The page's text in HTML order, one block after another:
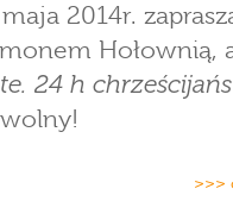
2014r.
Hołownią,
24 h
>>>